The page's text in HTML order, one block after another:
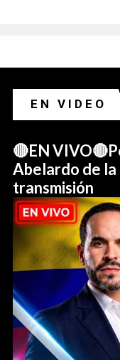
EN VIDEO
🔴EN
Abelardo de la
transmisión